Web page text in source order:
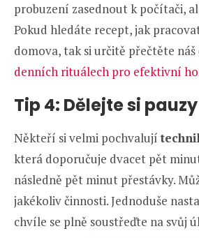
probuzení zasednout k počítači,
Pokud hledáte recept, jak
domova, tak si určitě přečtěte náš
denních rituálech pro efektivní
Tip 4: Dělejte si pauzy
Někteří si velmi pochvalují
která doporučuje dvacet pět
následně pět minut přestávky.
jakékoliv činnosti. Jednoduše
chvíle se plně soustřeďte na svůj